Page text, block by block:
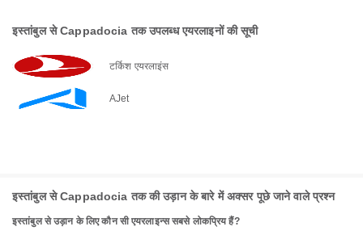
इस्तांबुल से Cappadocia तक उपलब्ध एयरलाइनों की सूची
टर्किश एयरलाइंस
AJet
इस्तांबुल से Cappadocia तक की उड़ान के बारे में अक्सर पूछे जाने वाले प्रश्न
इस्तांबुल से उड़ान के लिए कौन सी एयरलाइन्स सबसे लोकप्रिय हैं?